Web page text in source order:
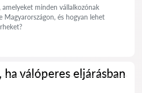
amelyeket minden vállalkozónak
Magyarországon, és hogyan lehet
válóperes eljárásban